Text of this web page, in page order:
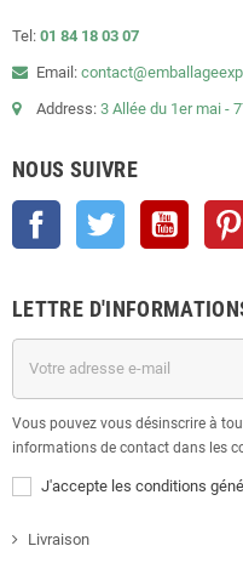
Tel: 01 84 18 03 07
Email:
Address: 3 Allée du 1er mai -
NOUS SUIVRE
Facebook Twitter YouTube
LETTRE
Vous pouvez vous désinscrire à
informations de contact dans les
J'accepte les conditions
Livraison